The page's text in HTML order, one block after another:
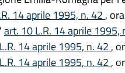
14 aprile 1995, n. 42 ,
art. 10 L.R. 14 aprile 1995,
14 aprile 1995, n. 42 ,
14 aprile 1995, n. 42 ,